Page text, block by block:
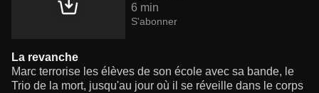
6 min
S'abonner
La revanche
Marc terrorise les élèves de son école avec sa bande, le
Trio de la mort, jusqu'au jour où il se réveille dans le corps